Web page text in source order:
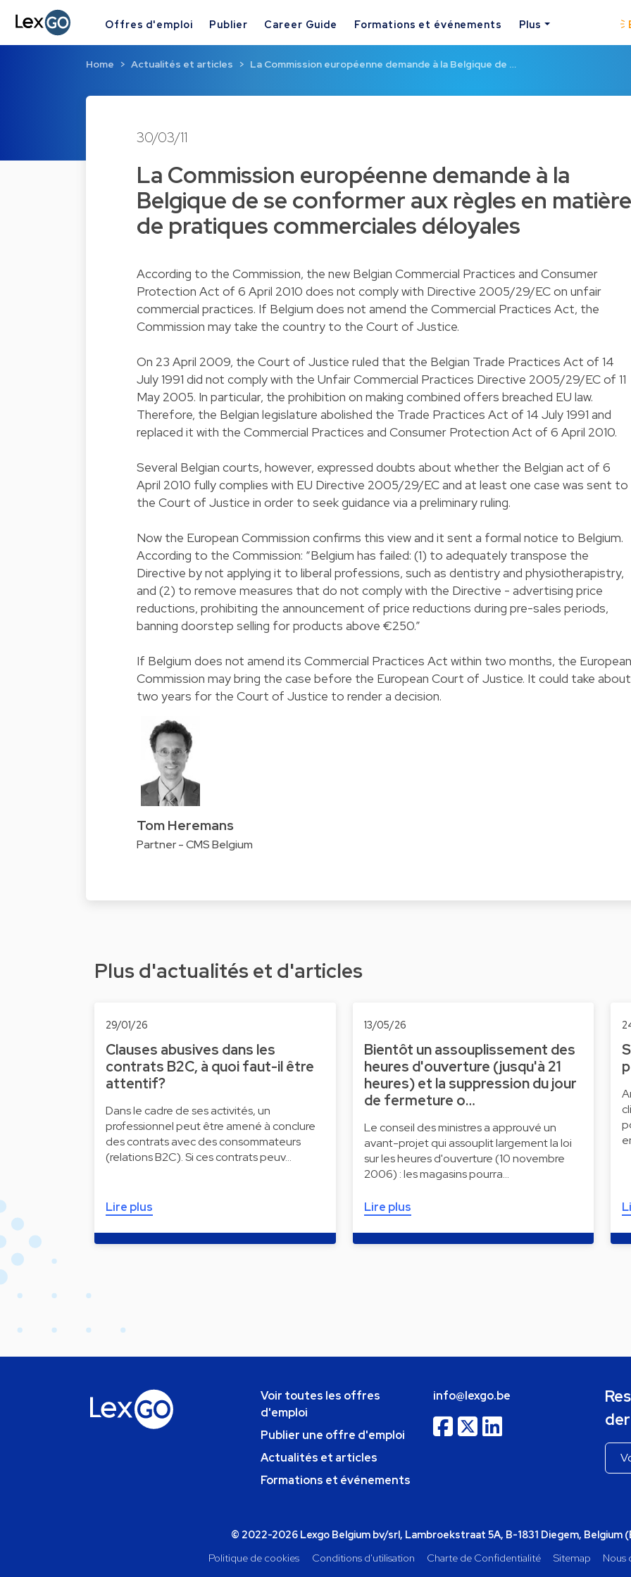
Offres d'emploi Publier Career Guide Formations et événements Plus
Home Actualités et articles La Commission européenne demande à la Belgique de …
30/03/11
La Commission européenne demande à la
Belgique de se conformer aux règles en matière
de pratiques commerciales déloyales
According to the Commission, the new Belgian Commercial Practices and Consumer
Protection Act of 6 April 2010 does not comply with Directive 2005/29/EC on unfair
commercial practices. If Belgium does not amend the Commercial Practices Act, the
Commission may take the country to the Court of Justice.
On 23 April 2009, the Court of Justice ruled that the Belgian Trade Practices Act of 14
July 1991 did not comply with the Unfair Commercial Practices Directive 2005/29/EC of 11
May 2005. In particular, the prohibition on making combined offers breached EU law.
Therefore, the Belgian legislature abolished the Trade Practices Act of 14 July 1991 and
replaced it with the Commercial Practices and Consumer Protection Act of 6 April 2010.
Several Belgian courts, however, expressed doubts about whether the Belgian act of 6
April 2010 fully complies with EU Directive 2005/29/EC and at least one case was sent to
the Court of Justice in order to seek guidance via a preliminary ruling.
Now the European Commission confirms this view and it sent a formal notice to Belgium.
According to the Commission: “Belgium has failed: (1) to adequately transpose the
Directive by not applying it to liberal professions, such as dentistry and physiotherapistry,
and (2) to remove measures that do not comply with the Directive - advertising price
reductions, prohibiting the announcement of price reductions during pre-sales periods,
banning doorstep selling for products above €250.”
If Belgium does not amend its Commercial Practices Act within two months, the European
Commission may bring the case before the European Court of Justice. It could take about
two years for the Court of Justice to render a decision.
Tom Heremans
Partner - CMS Belgium
Plus d'actualités et d'articles
29/01/26
Clauses abusives dans les
contrats B2C, à quoi faut-il être
attentif?
Dans le cadre de ses activités, un
professionnel peut être amené à conclure
des contrats avec des consommateurs
(relations B2C). Si ces contrats peuv…
Lire plus
13/05/26
Bientôt un assouplissement des
heures d'ouverture (jusqu'à 21
heures) et la suppression du jour
de fermeture o…
Le conseil des ministres a approuvé un
avant-projet qui assouplit largement la loi
sur les heures d'ouverture (10 novembre
2006) : les magasins pourra…
Lire plus
Voir toutes les offres
d'emploi
Publier une offre d'emploi
Actualités et articles
Formations et événements
info@lexgo.be
© 2022-2026 Lexgo Belgium bv/srl, Lambroekstraat 5A, B-1831 Diegem, Belgium
Politique de cookies
Conditions d'utilisation Charte de Confidentialité Sitemap Nous